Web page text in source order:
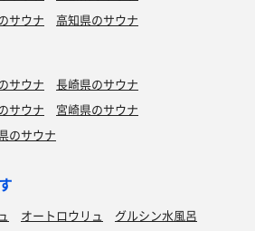
サウナ 高知県のサウナ
サウナ
長崎県のサウナ
サウナ
宮崎県のサウナ
のサウナ
オートロウリュ
グルシン水風呂